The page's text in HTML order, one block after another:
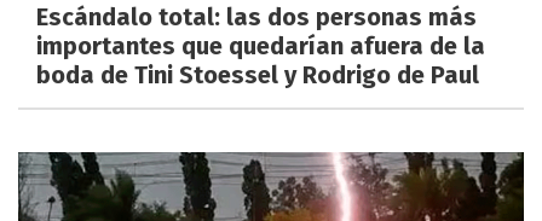
Escándalo total: las dos personas más
importantes que quedarían afuera de la
boda de Tini Stoessel y Rodrigo de Paul